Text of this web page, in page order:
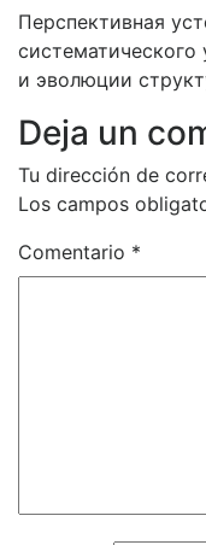
Перспективная
и эволюции
Deja un
Tu dirección de
Los campos
Comentario *